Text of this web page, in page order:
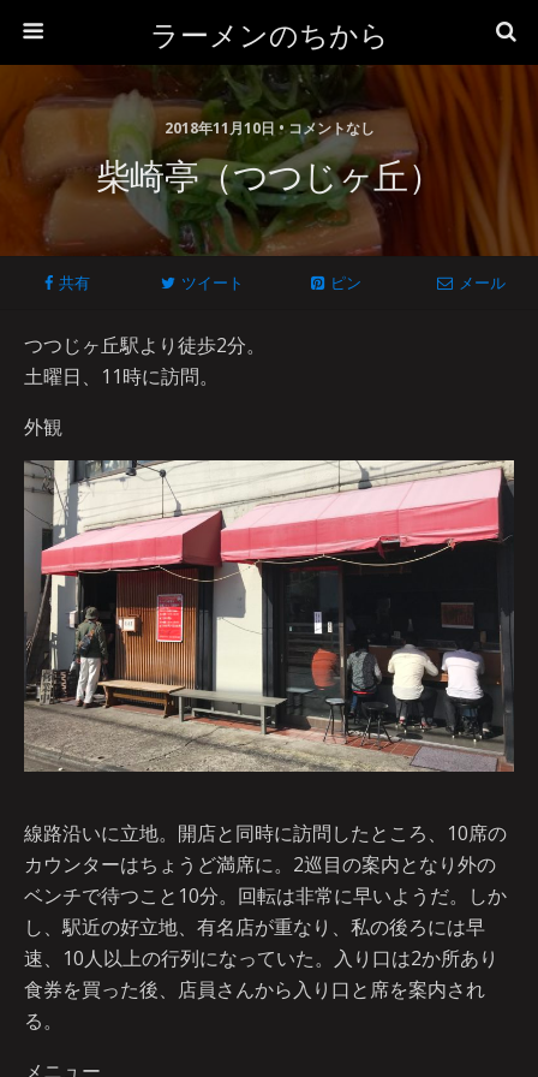
ラーメンのちから
2018年11月10日 • コメントなし
柴崎亭（つつじヶ丘）
共有 ツイート ピン メール
つつじヶ丘駅より徒歩2分。
土曜日、11時に訪問。
外観
線路沿いに立地。開店と同時に訪問したところ、10席の
カウンターはちょうど満席に。2巡目の案内となり外の
ベンチで待つこと10分。回転は非常に早いようだ。しか
し、駅近の好立地、有名店が重なり、私の後ろには早
速、10人以上の行列になっていた。入り口は2か所あり
食券を買った後、店員さんから入り口と席を案内され
る。
メニュー